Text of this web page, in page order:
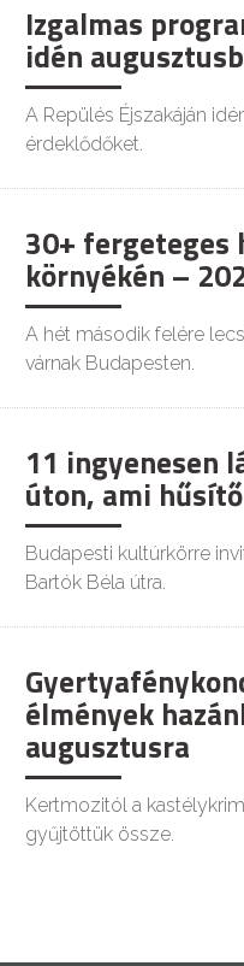
Izgalmas
idén
A Repülés Éjszakáján
érdeklődőket.
30+ fergeteges
környékén –
A hét második felére
várnak Budapesten.
11 ingyenesen
úton, ami
Budapesti kultúrkörre
Bartók Béla útra.
élmények
augusztusra
Kertmozitól a
gyűjtöttük össze.